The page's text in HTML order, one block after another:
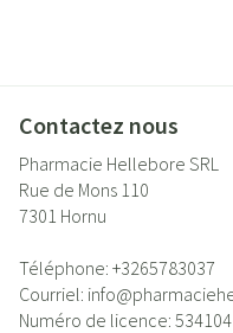
Contactez nous
Pharmacie Hellebore SRL
Rue de Mons 110
7301 Hornu
Téléphone: +3265783037
Courriel: info@
Numéro de licence: 534104